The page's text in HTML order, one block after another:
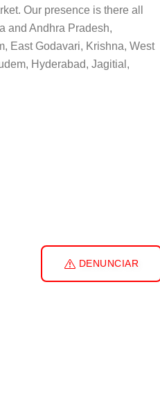
Our presence is there all
and Andhra Pradesh,
East Godavari, Krishna, West
Hyderabad, Jagitial,
DENUNCIAR